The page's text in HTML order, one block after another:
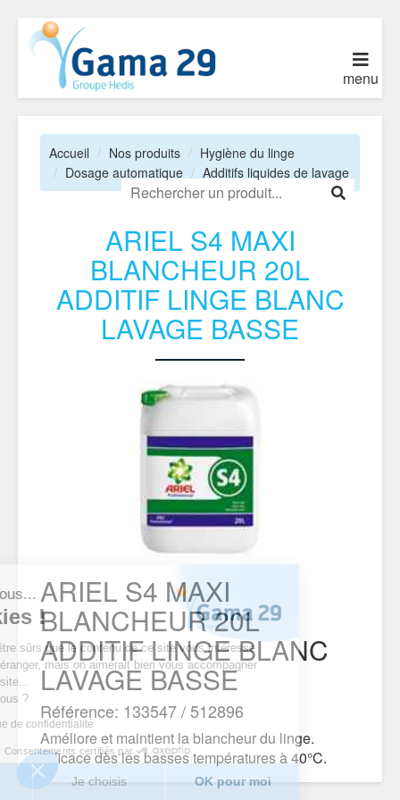
nous...
!
d’être sûrs que le contenu de ce site vous intéresse
vous déranger, mais on aimerait bien vous accompagner
votre visite...
pour vous ?
politique de confidentialité
Consentements certifiés par
merci Je choisis OK pour moi
menu
Accueil Nos produits
Hygiène du linge
Dosage automatique
Additifs liquides de lavage
ARIEL S4 MAXI
BLANCHEUR 20L
ADDITIF LINGE BLANC
LAVAGE BASSE
ARIEL S4 MAXI
BLANCHEUR 20L
ADDITIF LINGE BLANC
LAVAGE BASSE
Référence: 133547 / 512896
Améliore et maintient la blancheur du linge.
Efficace dès les basses températures à 40°C.
DOCUMENTS